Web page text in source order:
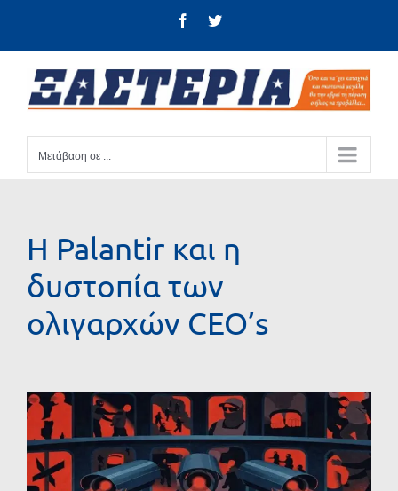
FacebookTwitter
Μετάβαση σε ...
Η Palantir και η
δυστοπία των
ολιγαρχών CEO’s
Προβολή
μεγαλύτερης
εικόνας